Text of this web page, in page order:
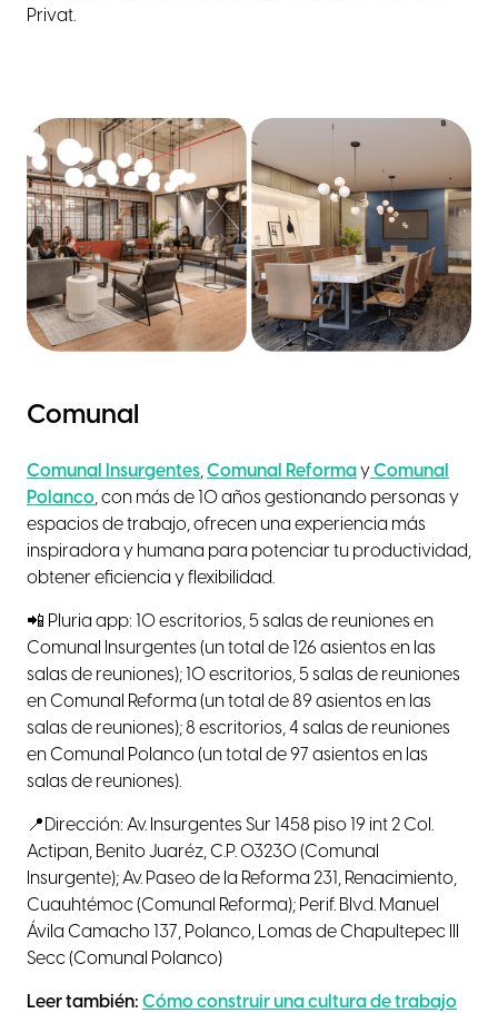
Privat.
Comunal
Comunal Insurgentes,Comunal ReformayComunal
Polanco, con más de 10 años gestionando personas y
espacios de trabajo, ofrecen una experiencia más
inspiradora y humana para potenciar tu productividad,
obtener eficiencia y flexibilidad.
📲 Pluria app: 10 escritorios, 5 salas de reuniones en
Comunal Insurgentes (un total de 126 asientos en las
salas de reuniones); 10 escritorios, 5 salas de reuniones
en Comunal Reforma (un total de 89 asientos en las
salas de reuniones); 8 escritorios, 4 salas de reuniones
en Comunal Polanco (un total de 97 asientos en las
salas de reuniones).
📍Dirección: Av. Insurgentes Sur 1458 piso 19 int 2 Col.
Actipan, Benito Juaréz, C.P. 03230 (Comunal
Insurgente); Av. Paseo de la Reforma 231, Renacimiento,
Cuauhtémoc (Comunal Reforma); Perif. Blvd. Manuel
Ávila Camacho 137, Polanco, Lomas de Chapultepec III
Secc (Comunal Polanco)
Leer también: Cómo construir una cultura de trabajo